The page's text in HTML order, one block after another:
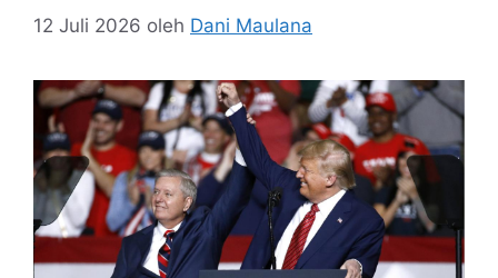
12 Juli 2026 oleh Dani Maulana